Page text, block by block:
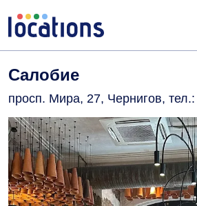
Салобие
просп. Мира, 27, Чернигов, тел.: